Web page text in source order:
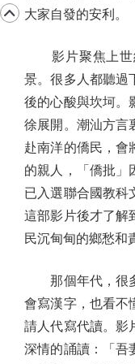
大家自發的安利。
影片聚焦上世
景。很多人都聽過
後的心酸與坎坷。
徐展開。潮汕方言
赴南洋的僑民，會
的親人，「僑批」
已入選聯合國教科
這部影片後才了解
民沉甸甸的鄉愁和
那個年代，很多
會寫漢字，也看不
請人代寫代讀。影
深情的誦讀：「